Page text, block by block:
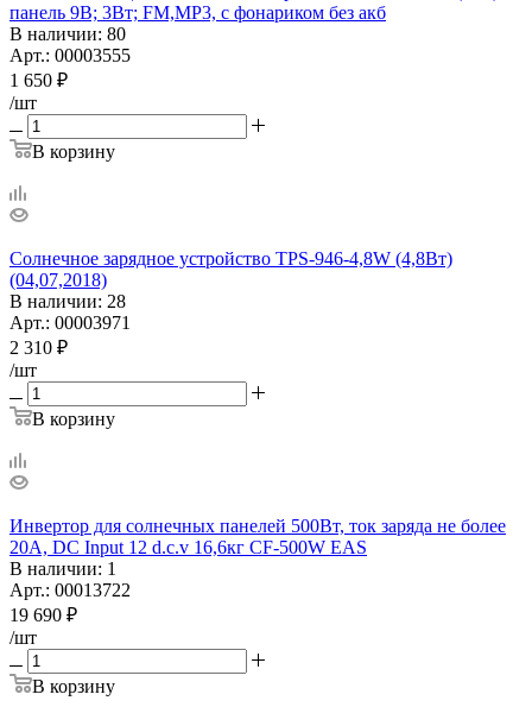
панель 9В; 3Вт; FM,MP3, с фонариком без акб
В наличии: 80
Арт.: 00003555
1 650 ₽
/шт
В корзину
Солнечное зарядное устройство TPS-946-4,8W (4,8Вт)
(04,07,2018)
В наличии: 28
Арт.: 00003971
2 310 ₽
/шт
В корзину
Инвертор для солнечных панелей 500Вт, ток заряда не более
20А, DC Input 12 d.c.v 16,6кг CF-500W EAS
В наличии: 1
Арт.: 00013722
19 690 ₽
/шт
В корзину